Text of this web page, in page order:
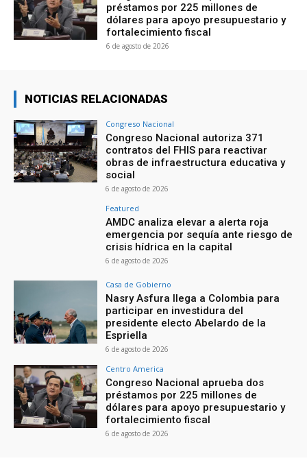
préstamos por 225 millones de
dólares para apoyo presupuestario y
fortalecimiento fiscal
6 de agosto de 2026
NOTICIAS RELACIONADAS
Congreso Nacional
Congreso Nacional autoriza 371
contratos del FHIS para reactivar
obras de infraestructura educativa y
social
6 de agosto de 2026
Featured
AMDC analiza elevar a alerta roja
emergencia por sequía ante riesgo de
crisis hídrica en la capital
6 de agosto de 2026
Casa de Gobierno
Nasry Asfura llega a Colombia para
participar en investidura del
presidente electo Abelardo de la
Espriella
6 de agosto de 2026
Centro America
Congreso Nacional aprueba dos
préstamos por 225 millones de
dólares para apoyo presupuestario y
fortalecimiento fiscal
6 de agosto de 2026